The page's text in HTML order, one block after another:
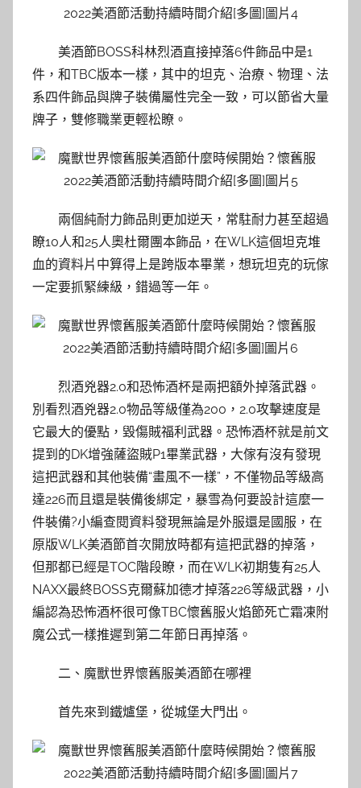
美酒節BOSS科林烈酒直接掉落6件飾品中是1
件，和TBC版本一樣，其中的坦克、治療、物理、法
系四件飾品與牌子裝備屬性完全一致，可以節省大量
牌子，雙修職業更輕松瞭。
兩個純耐力飾品則更加逆天，常駐耐力甚至超過
瞭10人和25人奧杜爾團本飾品，在WLK這個坦克堆
血的資料片中算得上是跨版本畢業，想玩坦克的玩傢
一定要抓緊練級，錯過等一年。
烈酒兇器2.0和恐怖酒杯是兩把額外掉落武器。
別看烈酒兇器2.0物品等級僅為200，2.0攻擊速度是
它最大的優點，毀傷賊福利武器。恐怖酒杯就是前文
提到的DK增強薩盜賊P1畢業武器，大傢有沒有發現
這把武器和其他裝備“畫風不一樣”，不僅物品等級高
達226而且還是裝備後綁定，暴雪為何要設計這麼一
件裝備?小編查閱資料發現無論是外服還是國服，在
原版WLK美酒節首次開放時都有這把武器的掉落，
但那都已經是TOC階段瞭，而在WLK初期隻有25人
NAXX最終BOSS克爾蘇加德才掉落226等級武器，小
編認為恐怖酒杯很可像TBC懷舊服火焰節死亡霜凍附
魔公式一樣推遲到第二年節日再掉落。
二、魔獸世界懷舊服美酒節在哪裡
首先來到鐵爐堡，從城堡大門出。